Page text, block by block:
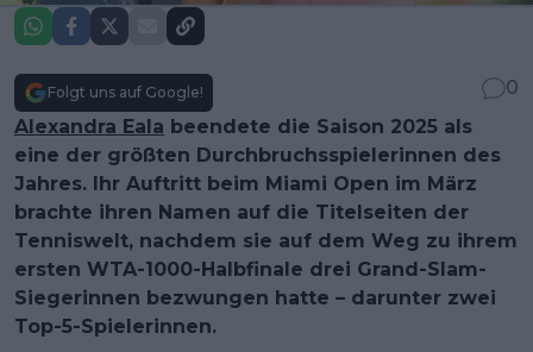
Folgt uns auf Google!
0
Alexandra Eala beendete die Saison 2025 als
eine der größten Durchbruchsspielerinnen des
Jahres. Ihr Auftritt beim Miami Open im März
brachte ihren Namen auf die Titelseiten der
Tenniswelt, nachdem sie auf dem Weg zu ihrem
ersten WTA-1000-Halbfinale drei Grand-Slam-
Siegerinnen bezwungen hatte – darunter zwei
Top-5-Spielerinnen.